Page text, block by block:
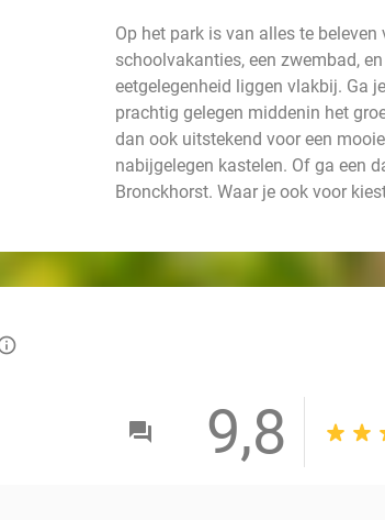
Op het park is van alles te
schoolvakanties, een zwembad,
eetgelegenheid liggen vlakbij. Ga
prachtig gelegen middenin het
dan ook uitstekend voor een
nabijgelegen kastelen. Of ga een
Bronckhorst. Waar je ook voor
9,8